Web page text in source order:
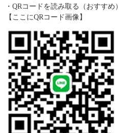
・QRコードを読み取る（おすすめ）
【ここにQRコード画像】